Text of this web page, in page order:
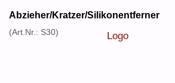
Abzieher/Kratzer/Silikonentferner
(Art.Nr.: S30)